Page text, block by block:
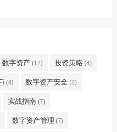
数字资产 (12) 投资策略 (4)
(4) 数字资产安全 (8)
实战指南 (7)
数字资产管理 (7)